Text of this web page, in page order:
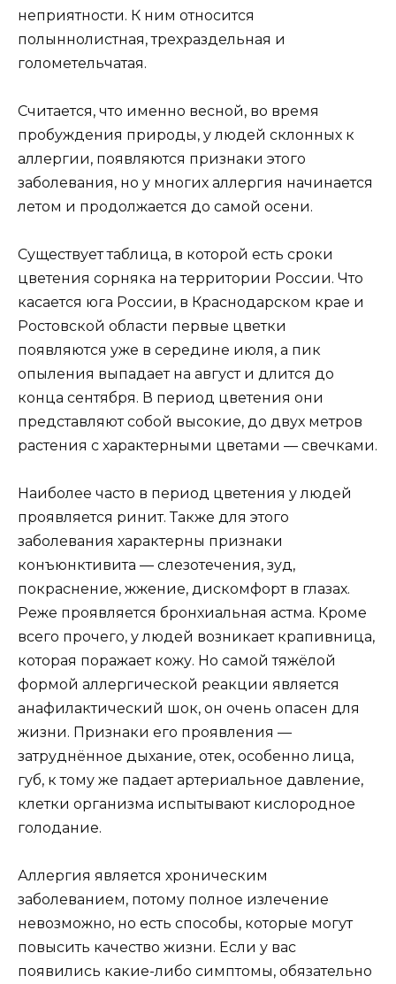
неприятности. К ним относится
полыннолистная, трехраздельная и
голометельчатая.
Считается, что именно весной, во время
пробуждения природы, у людей склонных к
аллергии, появляются признаки этого
заболевания, но у многих аллергия начинается
летом и продолжается до самой осени.
Существует таблица, в которой есть сроки
цветения сорняка на территории России. Что
касается юга России, в Краснодарском крае и
Ростовской области первые цветки
появляются уже в середине июля, а пик
опыления выпадает на август и длится до
конца сентября. В период цветения они
представляют собой высокие, до двух метров
растения с характерными цветами — свечками.
Наиболее часто в период цветения у людей
проявляется ринит. Также для этого
заболевания характерны признаки
конъюнктивита — слезотечения, зуд,
покраснение, жжение, дискомфорт в глазах.
Реже проявляется бронхиальная астма. Кроме
всего прочего, у людей возникает крапивница,
которая поражает кожу. Но самой тяжёлой
формой аллергической реакции является
анафилактический шок, он очень опасен для
жизни. Признаки его проявления —
затруднённое дыхание, отек, особенно лица,
губ, к тому же падает артериальное давление,
клетки организма испытывают кислородное
голодание.
Аллергия является хроническим
заболеванием, потому полное излечение
невозможно, но есть способы, которые могут
повысить качество жизни. Если у вас
появились какие-либо симптомы, обязательно